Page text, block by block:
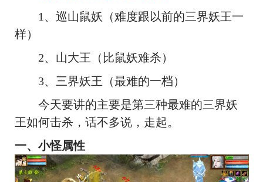
1、巡山鼠妖（难度跟以前的三界妖王一
样）
2、山大王（比鼠妖难杀）
3、三界妖王（最难的一档）
今天要讲的主要是第三种最难的三界妖
王如何击杀，话不多说，走起。
一、小怪属性